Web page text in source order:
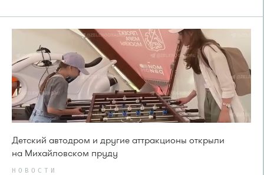
Детский автодром и другие аттракционы открыли
на Михайловском пруду
НОВОСТИ